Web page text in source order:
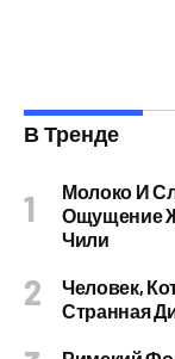
В Тренде
Молоко И
Ощущение
Чили
Человек,
Странная